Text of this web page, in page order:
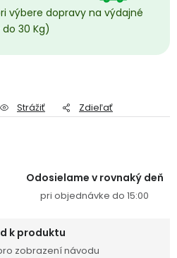
výbere dopravy na výdajné
30 Kg)
Strážiť Zdieľať
Odosielame v rovnaký deň
pri objednávke do 15:00
k produktu
zobrazení návodu